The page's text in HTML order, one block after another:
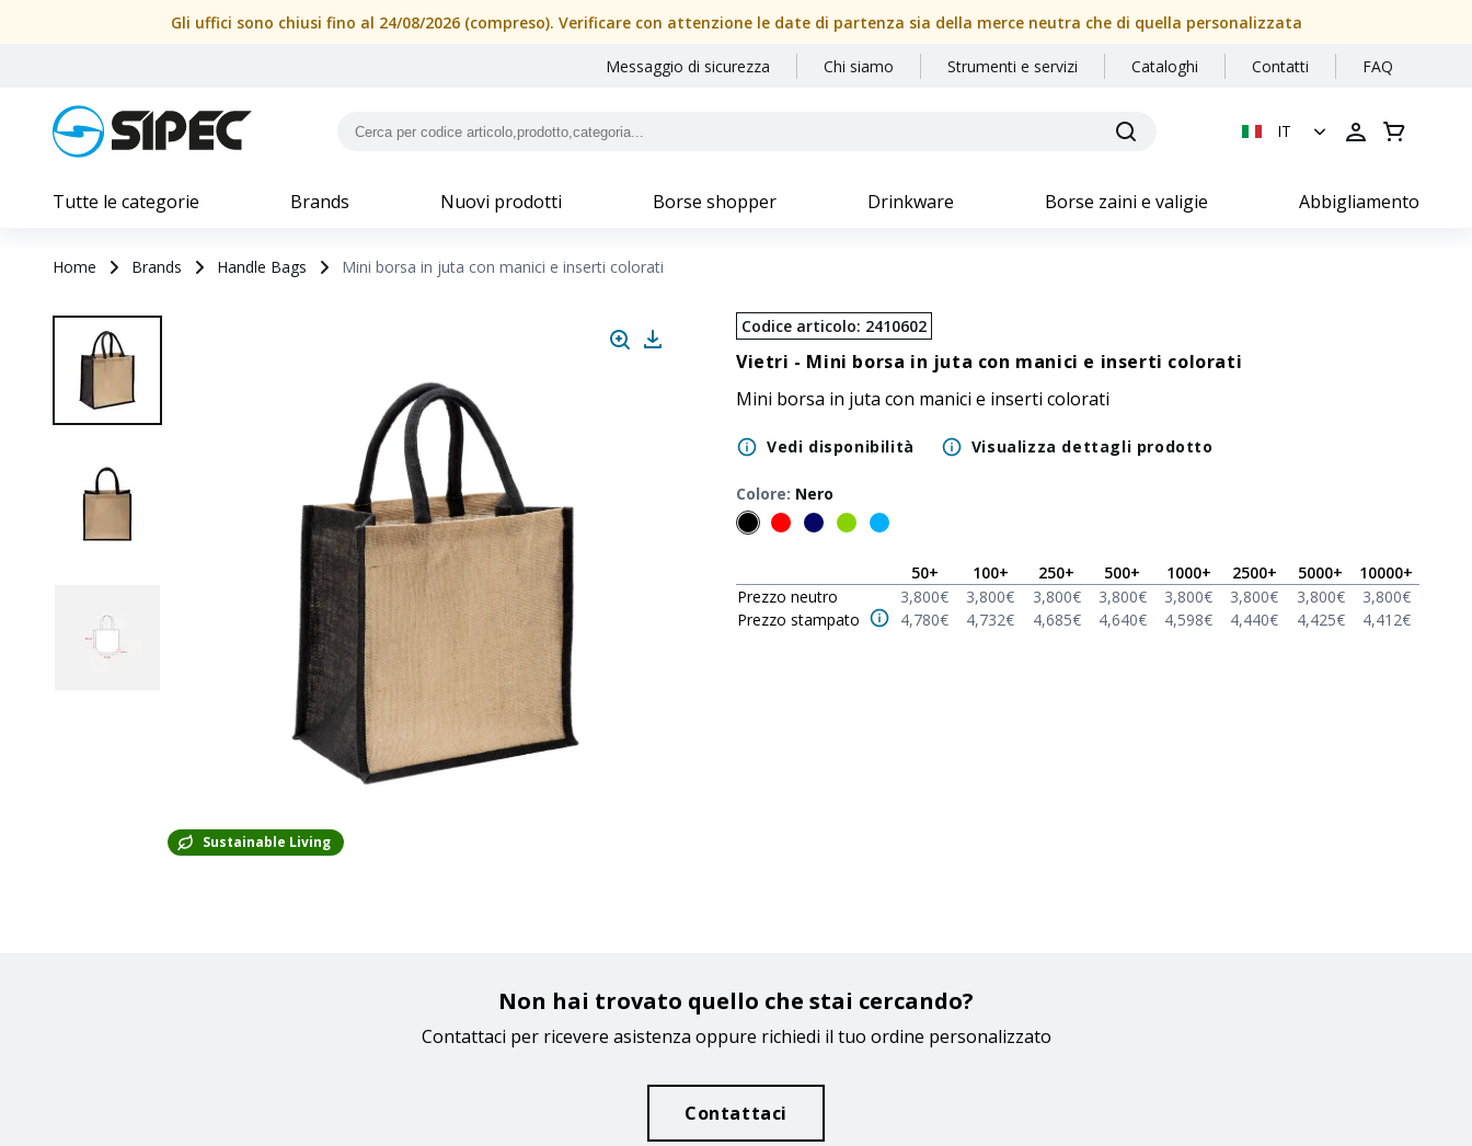
Gli uffici sono chiusi fino al 24/08/2026 (compreso). Verificare con attenzione le date di partenza sia della merce neutra che di quella personalizzata
Messaggio di sicurezza Chi siamo Strumenti e servizi Cataloghi Contatti FAQ
IT
Tutte le categorie Brands Nuovi prodotti Borse shopper Drinkware Borse zaini e valigie Abbigliamento
Home Brands Handle Bags Mini borsa in juta con manici e inserti colorati
Sustainable Living
Codice articolo: 2410602
Vietri - Mini borsa in juta con manici e inserti colorati
Mini borsa in juta con manici e inserti colorati
Vedi disponibilità Visualizza dettagli prodotto
Colore: Nero
50+ 100+ 250+ 500+ 1000+ 2500+ 5000+ 10000+
Prezzo neutro
3,800€ 3,800€ 3,800€ 3,800€ 3,800€ 3,800€ 3,800€ 3,800€
Prezzo stampato
4,780€ 4,732€ 4,685€ 4,640€ 4,598€ 4,440€ 4,425€ 4,412€
Non hai trovato quello che stai cercando?
Contattaci per ricevere asistenza oppure richiedi il tuo ordine personalizzato
Contattaci